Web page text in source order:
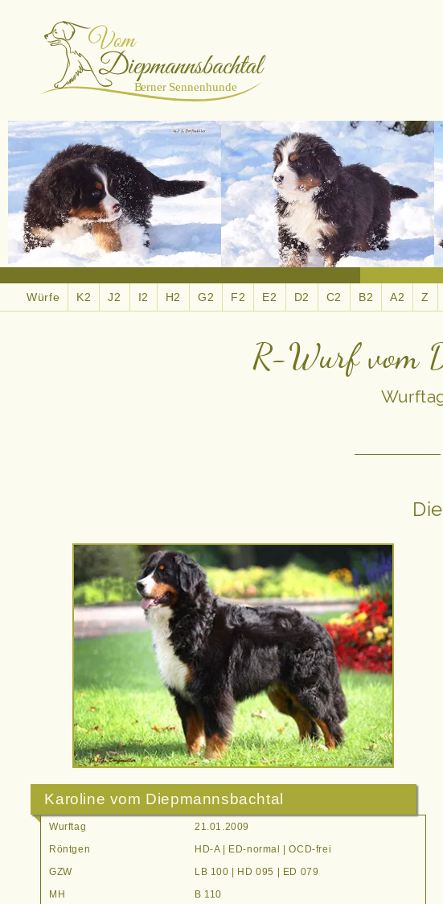
Würfe K2 J2 I2 H2 G2 F2 E2 D2 C2 B2 A2 Z
R-Wurf vom
Karoline vom Diepmannsbachtal
Wurftag
21.01.2009
Röntgen
HD-A | ED-normal | OCD-frei
GZW
LB 100 | HD 095 | ED 079
MH
B 110